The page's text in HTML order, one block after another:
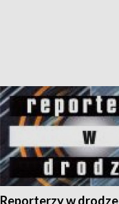
Reporterzy w drodze